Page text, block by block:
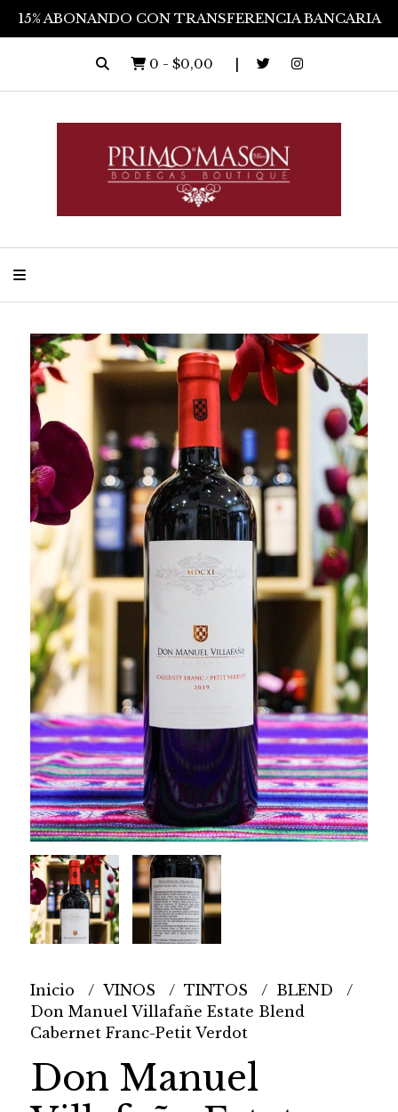
15% ABONANDO CON TRANSFERENCIA BANCARIA
0 - $0,00
Inicio VINOS TINTOS
BLEND
Don Manuel Villafañe Estate Blend
Cabernet Franc-Petit Verdot
Don Manuel